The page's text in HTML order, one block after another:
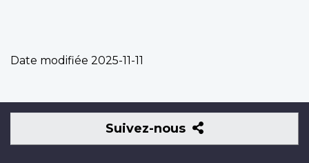
Date modifiée 2025-11-11
Suivez-nous
Suivez-
nous